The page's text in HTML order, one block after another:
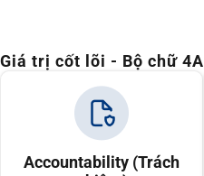
Giá trị cốt lõi - Bộ chữ 4A
Accountability (Trách